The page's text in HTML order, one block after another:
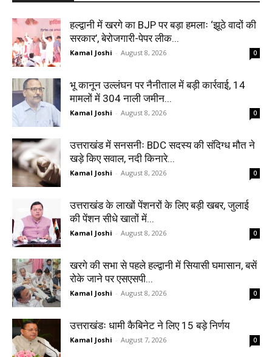
हल्द्वानी में खरगे का BJP पर बड़ा हमलाः ‘झूठे वादों की
सरकार’, बेरोजगारी-पेपर लीक...
Kamal Joshi - August 8, 2026 0
भू कानून उल्लंघन पर नैनीताल में बड़ी कार्रवाई, 14
मामलों में 304 नाली जमीन...
Kamal Joshi - August 8, 2026 0
उत्तराखंड में सनसनीः BDC सदस्य की संदिग्ध मौत ने
खड़े किए सवाल, नदी किनारे...
Kamal Joshi - August 8, 2026 0
उत्तराखंड के लाखों पेंशनरों के लिए बड़ी खबर, जुलाई
की पेंशन सीधे खातों में...
Kamal Joshi - August 8, 2026 0
खरगे की सभा से पहले हल्द्वानी में सियासी घमासान, बसें
रोके जाने पर एसएसपी...
Kamal Joshi - August 8, 2026 0
उत्तराखंडः धामी कैबिनेट ने लिए 15 बड़े निर्णय
Kamal Joshi - August 7, 2026 0